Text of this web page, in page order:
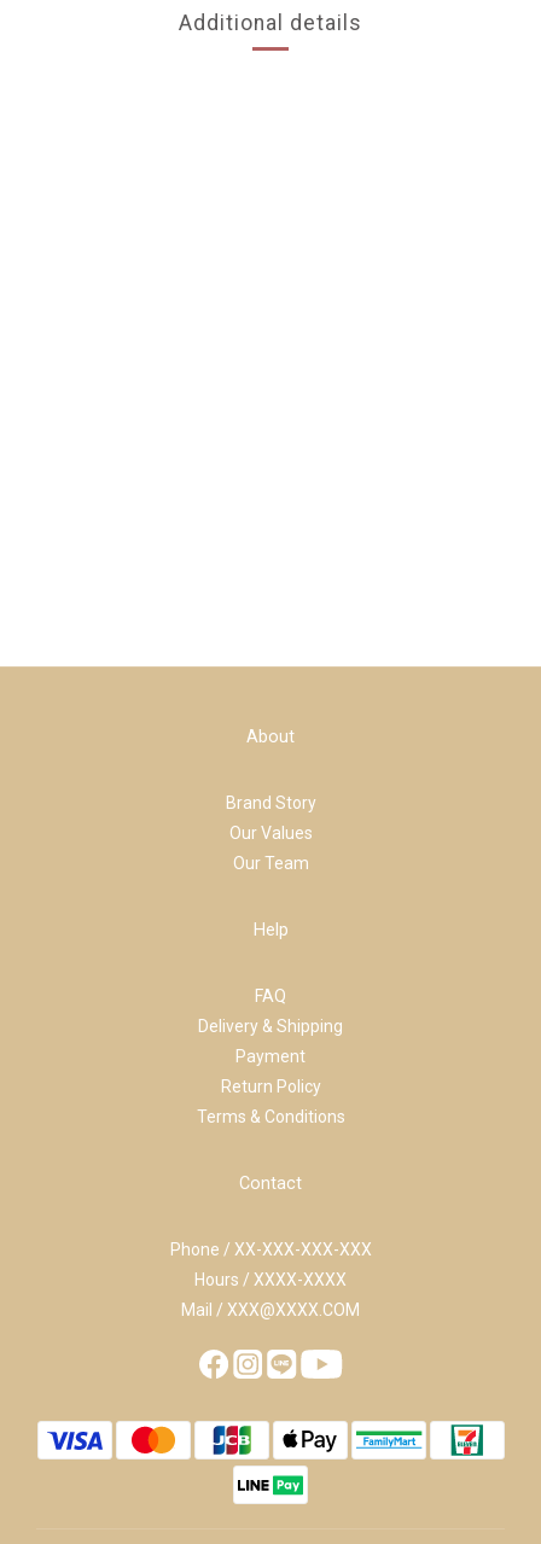
Additional details
About
Brand Story
Our Values
Our Team
Help
FAQ
Delivery & Shipping
Payment
Return Policy
Terms & Conditions
Contact
Phone / XX-XXX-XXX-XXX
Hours / XXXX-XXXX
Mail / XXX@XXXX.COM